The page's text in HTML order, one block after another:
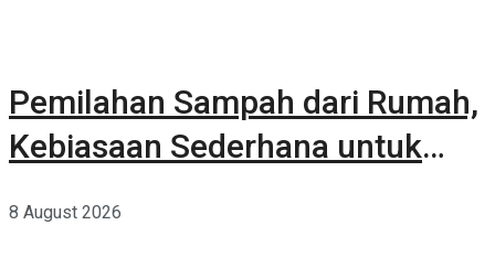
Pemilahan Sampah dari Rumah,
Kebiasaan Sederhana untuk
8 August 2026